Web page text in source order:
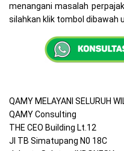
menangani masalah
silahkan klik tombol dibawah
QAMY MELAYANI SELURUH
QAMY Consulting
THE CEO Building Lt.12
Jl TB Simatupang N0 18C